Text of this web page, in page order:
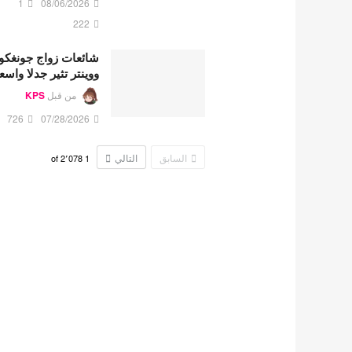
08/06/2026
1
222
شائعات زواج
ووينتر تثير جدلا
من قبل KPS
07/28/2026
726
السابق التالي 1 2٬078